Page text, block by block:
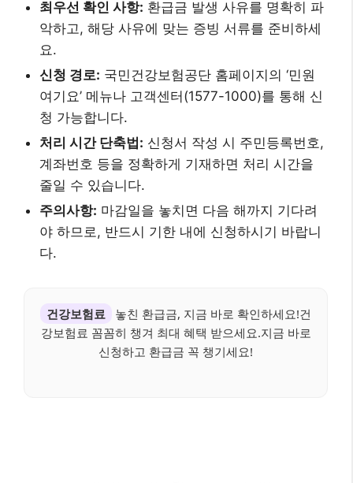
최우선 확인 사항: 환급금 발생 사유를 명확히 파
악하고, 해당 사유에 맞는 증빙 서류를 준비하세
요.
신청 경로: 국민건강보험공단 홈페이지의 ‘민원
여기요’ 메뉴나 고객센터(1577-1000)를 통해 신
청 가능합니다.
처리 시간 단축법: 신청서 작성 시 주민등록번호,
계좌번호 등을 정확하게 기재하면 처리 시간을
줄일 수 있습니다.
주의사항: 마감일을 놓치면 다음 해까지 기다려
야 하므로, 반드시 기한 내에 신청하시기 바랍니
다.
건강보험료
놓친 환급금, 지금 바로 확인하세요!건
강보험료 꼼꼼히 챙겨 최대 혜택 받으세요.지금 바로
신청하고 환급금 꼭 챙기세요!